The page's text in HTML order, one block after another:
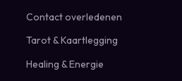
Contact overledenen
Tarot & Kaartlegging
Healing & Energie